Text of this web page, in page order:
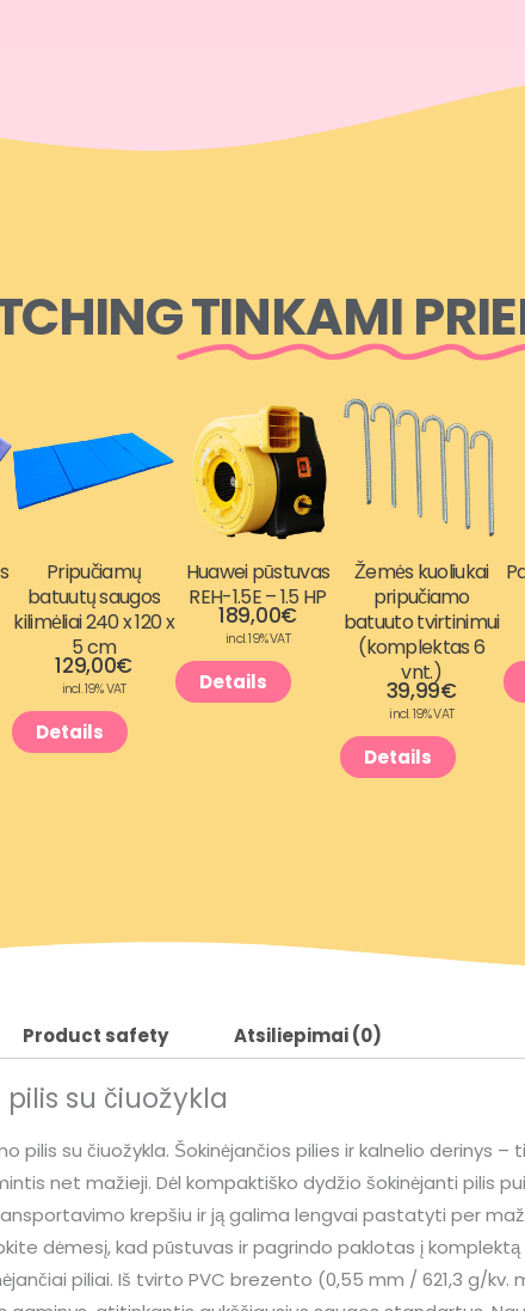
TINKAMI
Pripučiamų
batuutų saugos
kilimėliai 240 x 120 x
5 cm
129,00€
incl. 19% VAT
Details
Huawei pūstuvas
REH-1.5E – 1.5 HP
189,00€
incl. 19% VAT
Details
Žemės kuoliukai
pripučiamo
batuuto tvirtinimui
(komplektas 6
vnt.)
39,99€
incl. 19% VAT
Details
Product safety Atsiliepimai (0)
pilis su čiuožykla
su čiuožykla. Šokinėjančios pilies ir kalnelio derinys –
net mažieji. Dėl kompaktiško dydžio šokinėjanti pilis
krepšiu ir ją galima lengvai pastatyti per
dėmesį, kad pūstuvas ir pagrindo paklotas į
piliai. Iš tvirto PVC brezento (0,55 mm / 621,3 g/kv.